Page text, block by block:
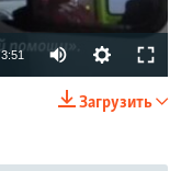
404p
3:51 Auto
270p
404p
Загрузить